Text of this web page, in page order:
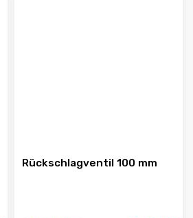
Rückschlagventil 100 mm